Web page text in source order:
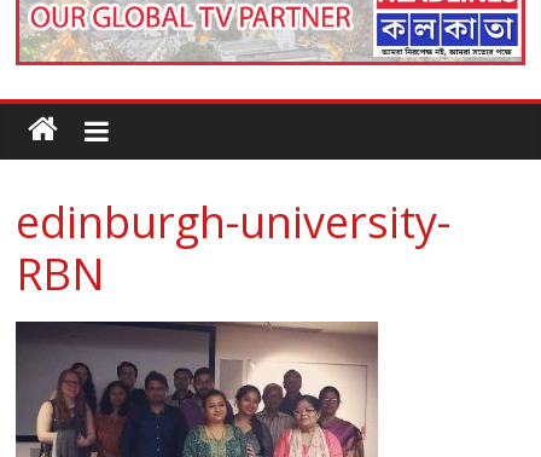
edinburgh-university-
RBN